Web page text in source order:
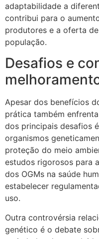
adaptabilidade a
contribui para o
produtores e a oferta
população.
Desafios e
Apesar dos benefícios
prática também
dos principais desafios
organismos
proteção do meio
estudos rigorosos para
dos OGMs na saúde
estabelecer
uso.
Outra controvérsia
genético é o debate